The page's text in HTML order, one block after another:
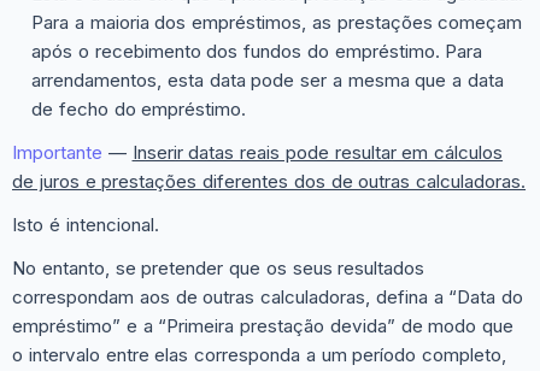
Para a maioria dos empréstimos, as prestações começam
após o recebimento dos fundos do empréstimo. Para
arrendamentos, esta data pode ser a mesma que a data
de fecho do empréstimo.
Importante — Inserir datas reais pode resultar em cálculos
de juros e prestações diferentes dos de outras calculadoras.
Isto é intencional.
No entanto, se pretender que os seus resultados
correspondam aos de outras calculadoras, defina a “Data do
empréstimo” e a “Primeira prestação devida” de modo que
o intervalo entre elas corresponda a um período completo,